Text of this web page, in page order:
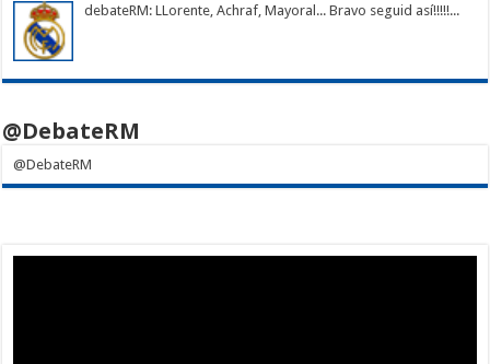
debateRM: LLorente, Achraf, Mayoral... Bravo seguid así!!!!!...
@DebateRM
@DebateRM